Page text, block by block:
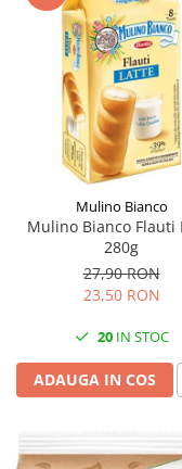
Mulino Bianco
Mulino Bianco Flauti
280g
27,90 RON
23,50 RON
20IN STOC
ADAUGA IN COS